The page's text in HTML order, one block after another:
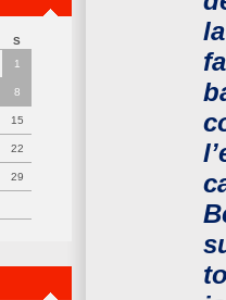
S
1
8
15
22
29